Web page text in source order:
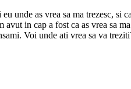
unde as vrea sa ma trezesc, si
avut in cap a fost ca as vrea sa
Voi unde ati vrea sa va